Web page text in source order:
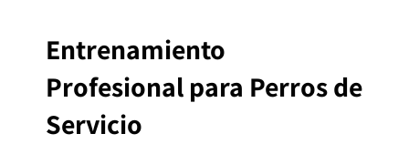
Entrenamiento
Profesional para Perros de
Servicio